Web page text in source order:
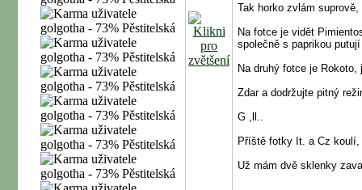
Tak horko zvlám
Na fotce je vidět
společně s paprikou
Na druhý fotce je
Zdar a dodržujte pitný
G ,ll..
Příště fotky It. a Cz
Už mám dvě sklenky